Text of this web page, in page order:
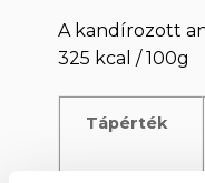
A kandírozott
325 kcal / 100g
Tápérték